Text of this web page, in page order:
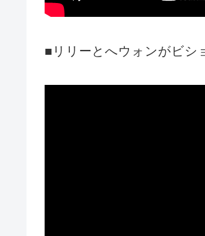
■リリーとへウォンがビシ